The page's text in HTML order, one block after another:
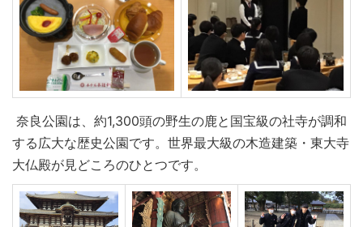
奈良公園は、約1,300頭の野生の鹿と国宝級の社寺が調和
する広大な歴史公園です。世界最大級の木造建築・東大寺
大仏殿が見どころのひとつです。